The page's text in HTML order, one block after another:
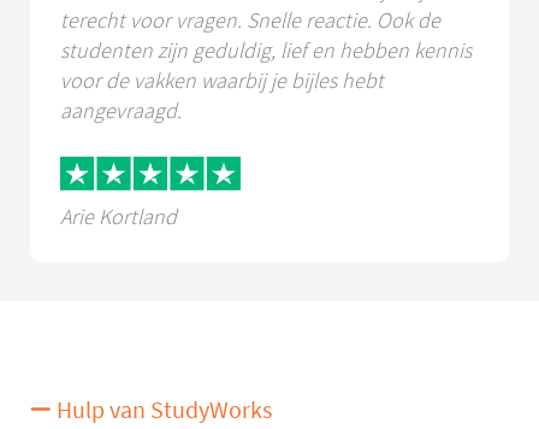
terecht voor vragen. Snelle reactie. Ook de
studenten zijn geduldig, lief en hebben kennis
voor de vakken waarbij je bijles hebt
aangevraagd.
Arie Kortland
Hulp van StudyWorks